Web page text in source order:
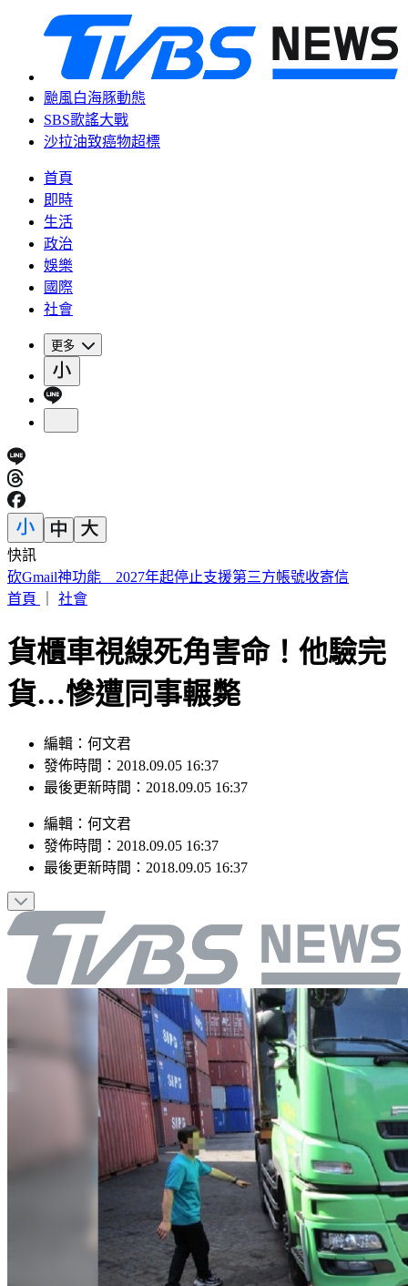
颱風白海豚動態
SBS歌謠大戰
沙拉油致癌物超標
首頁
即時
生活
政治
娛樂
國際
社會
更多
快訊
《夏日活動》航海王首度降臨花蓮鯉魚潭FUN暑假活動
首頁
社會
貨櫃車視線死角害命！他驗完
貨…慘遭同事輾斃
編輯：何文君
發佈時間：2018.09.05 16:37
最後更新時間：2018.09.05 16:37
編輯 ： 何文君
發佈時間： 2018.09.05 16:37
最後更新時間： 2018.09.05 16:37